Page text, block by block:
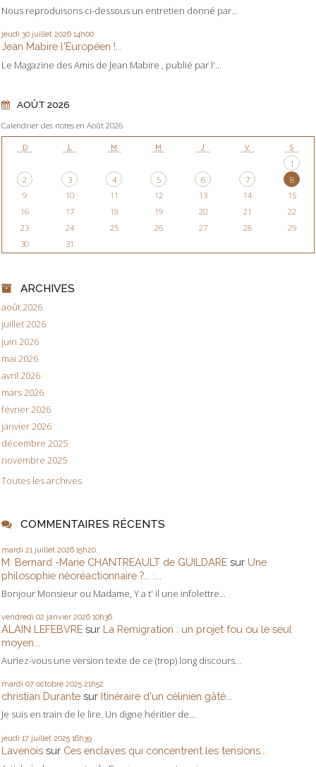
Nous reproduisons ci-dessous un entretien donné par...
jeudi 30 juillet 2026 14h00
Jean Mabire l'Européen !...
Le Magazine des Amis de Jean Mabire , publié par l'...
AOÛT 2026
Calendrier des notes en Août 2026
D L M M J V S
1
2
3 4 5 6 7
8
9
10 11 12 13 14
15
16
17 18 19 20 21
22
23
24 25 26 27 28
29
30
31
ARCHIVES
août 2026
juillet 2026
juin 2026
mai 2026
avril 2026
mars 2026
février 2026
janvier 2026
décembre 2025
novembre 2025
Toutes les archives
COMMENTAIRES RÉCENTS
mardi 21 juillet 2026 15h20
M. Bernard -Marie CHANTREAULT de GUILDARE sur Une
philosophie néoréactionnaire ?... :...
Bonjour Monsieur ou Madame, Y a t' il une infolettre...
vendredi 02 janvier 2026 10h36
ALAIN LEFEBVRE sur La Remigration : un projet fou ou le seul
moyen...
Auriez-vous une version texte de ce (trop) long discours...
mardi 07 octobre 2025 21h52
christian Durante sur Itinéraire d'un célinien gâté...
Je suis en train de le lire. Un digne héritier de...
jeudi 17 juillet 2025 16h39
Lavenois sur Ces enclaves qui concentrent les tensions...